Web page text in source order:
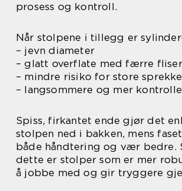
prosess og kontroll.
Når stolpene i tillegg er
– jevn diameter
– glatt overflate med færre fliser
– mindre risiko for store
– langsommere og mer
Spiss, firkantet ende gjør det
stolpen ned i bakken, mens
både håndtering og vær bedre.
dette er stolper som er mer
å jobbe med og gir tryggere